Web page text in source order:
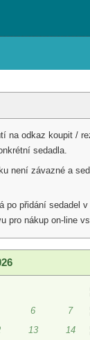
na odkaz koupit /
sedadla.
není závazné a
po přidání sedadel
pro nákup on-line
6 7
13 14